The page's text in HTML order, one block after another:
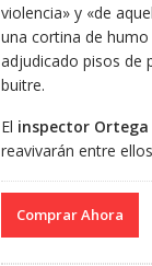
violencia» y «de
una cortina de
adjudicado pisos de
buitre.
El inspector Ortega
reavivarán entre
Comprar Ahora